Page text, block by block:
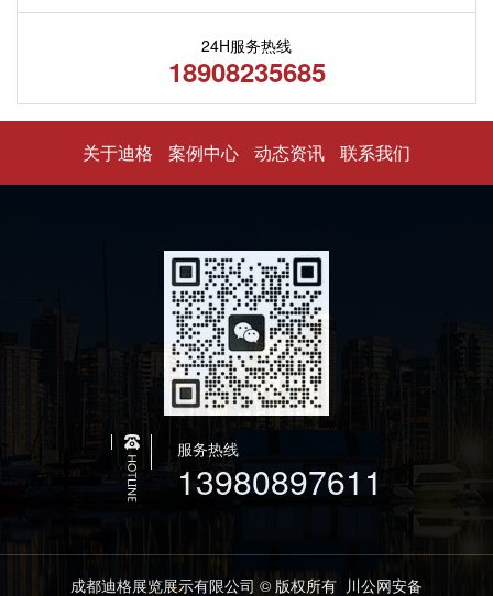
24H服务热线
18908235685
关于迪格 案例中心 动态资讯 联系我们
服务热线
13980897611
成都迪格展览展示有限公司 © 版权所有 川公网安备